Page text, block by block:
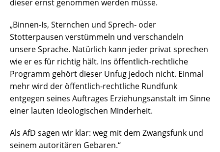
dieser ernst genommen werden müsse.
„Binnen-Is, Sternchen und Sprech- oder
Stotterpausen verstümmeln und verschandeln
unsere Sprache. Natürlich kann jeder privat sprechen
wie er es für richtig hält. Ins öffentlich-rechtliche
Programm gehört dieser Unfug jedoch nicht. Einmal
mehr wird der öffentlich-rechtliche Rundfunk
entgegen seines Auftrages Erziehungsanstalt im Sinne
einer lauten ideologischen Minderheit.
Als AfD sagen wir klar: weg mit dem Zwangsfunk und
seinem autoritären Gebaren.“